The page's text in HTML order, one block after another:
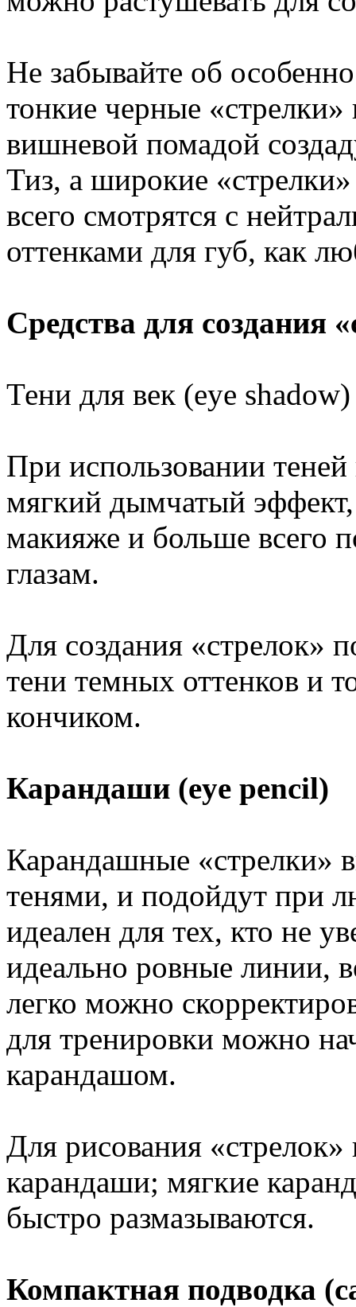
Не забывайте об
тонкие черные
вишневой помадой
Тиз, а широкие
всего смотрятся с
оттенками для губ, как
Средства для создания
Тени для век (eye shadow)
При использовании
мягкий дымчатый
макияже и больше всего
глазам.
Для создания «стрелок»
тени темных оттенков и
кончиком.
Карандаши (eye pencil)
Карандашные «стрелки»
тенями, и подойдут при
идеален для тех, кто не
идеально ровные линии,
легко можно
для тренировки можно
карандашом.
Для рисования
карандаши; мягкие
быстро размазываются.
Компактная подводка